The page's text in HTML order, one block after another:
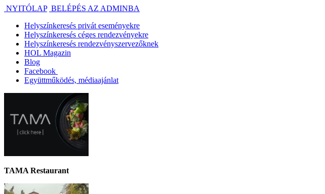
NYITÓLAP BELÉPÉS AZ ADMINBA
Helyszínkeresés privát eseményekre
Helyszínkeresés céges rendezvényekre
Helyszínkeresés rendezvényszervezőknek
HOL Magazin
Blog
Facebook
Együttműködés, médiaajánlat
TAMA Restaurant